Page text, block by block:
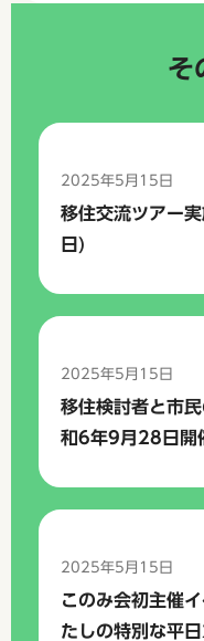
そ
2025年5月15日
移住交流ツアー
日)
2025年5月15日
移住検討者と市
和6年9月28日開
2025年5月15日
このみ会初主催
たしの特別な平